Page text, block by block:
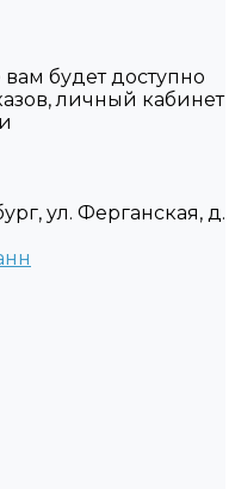
будет доступно
личный кабинет
ул. Ферганская, д.